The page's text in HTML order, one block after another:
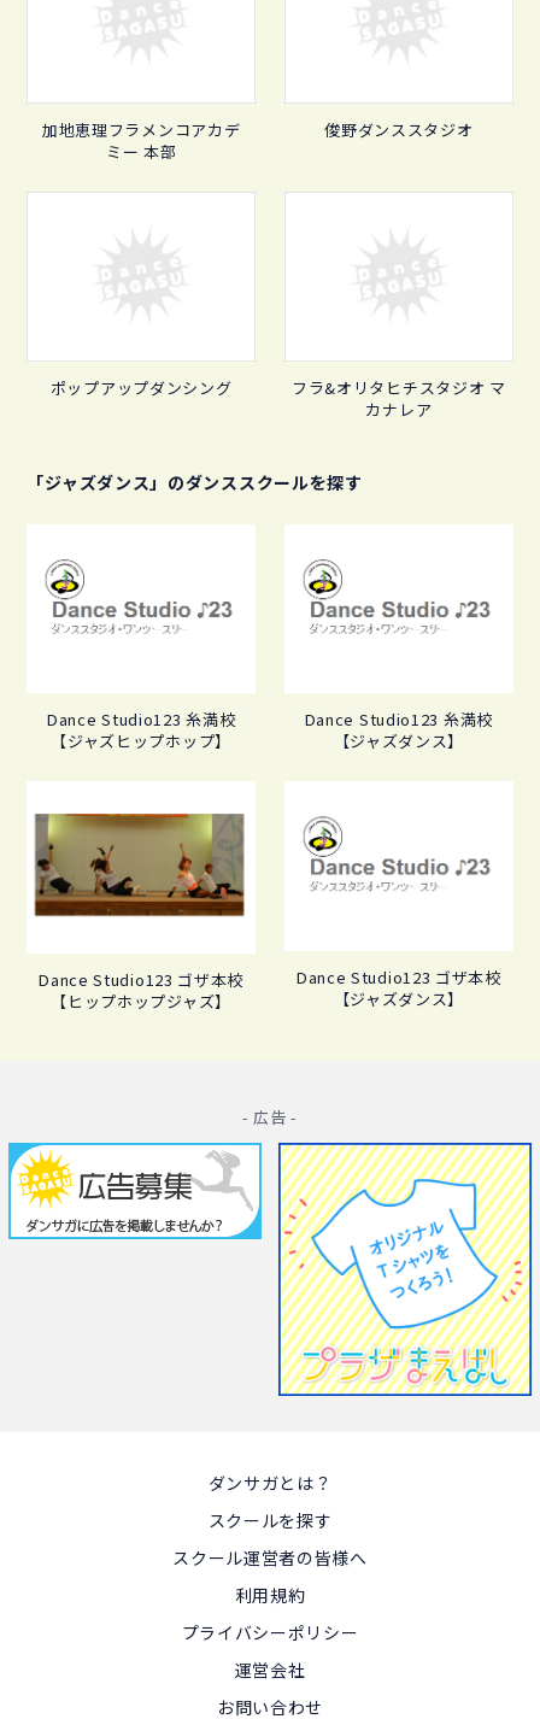
- 広告 -
加地恵理フラメンコアカデ
ミー 本部
俊野ダンススタジオ
ポップアップダンシング
フラ&オリタヒチスタジオ マ
カナレア
「ジャズダンス」のダンススクールを探す
Dance Studio123 糸満校
【ジャズヒップホップ】
Dance Studio123 糸満校
【ジャズダンス】
Dance Studio123 ゴザ本校
【ヒップホップジャズ】
Dance Studio123 ゴザ本校
【ジャズダンス】
ダンサガとは？
スクールを探す
スクール運営者の皆様へ
利用規約
プライバシーポリシー
運営会社
お問い合わせ